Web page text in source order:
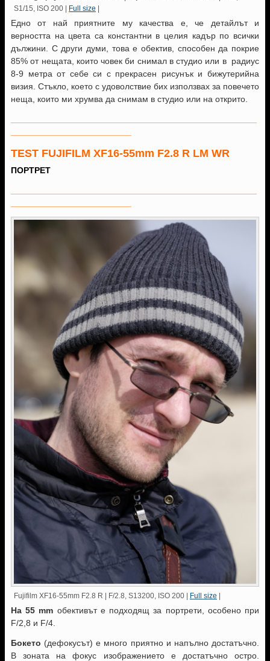
S1/15, ISO 200 | Full size |
Едно от най приятните му качества е, че детайлът и
верността на цвета са константни в целия кадър по всички
дължини. С други думи, това е обектив, способен да покрие
85% от нещата, които човек би снимал в студио или в радиус
8-9 метра от себе си с прекрасен рисунък и бижутерийна
визия. Стъкло, което с удоволствие бих използвах за повечето
неща, които ми хрумва да снимам в студио или на открито.
TEST FUJIFILM XF16-55mm F2.8 R LM WR
ПОРТРЕТ
Fujifilm XF16-55mm F2.8 R | F/2.8, S13200, ISO 200 | Full size |
На 55 mm обективът е подходящ за портрети, особено при
F/2,8 и F/4.
Бокето (дефокусът) е много приятно и напълно достатъчно.
В зоната на фокус изображението е достатъчно остро.